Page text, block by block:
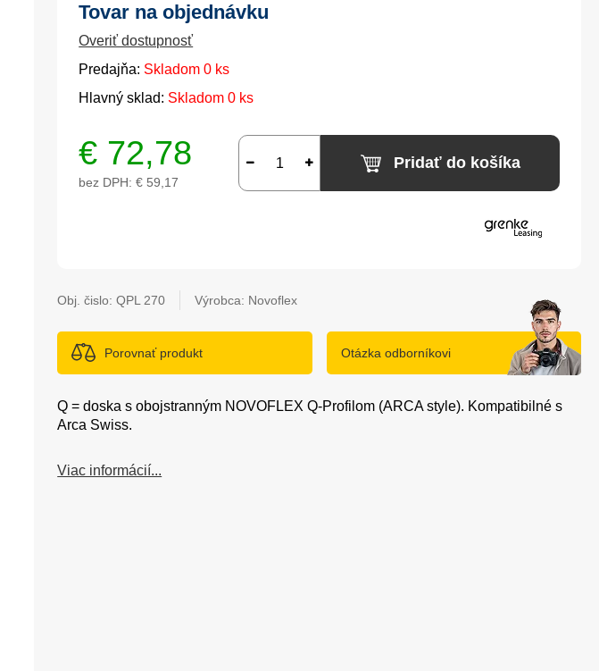
Tovar na objednávku
Overiť dostupnosť
Predajňa: Skladom 0 ks
Hlavný sklad: Skladom 0 ks
€ 72,78
bez DPH: € 59,17
Pridať do košíka
Obj. čislo:QPL 270 Výrobca: Novoflex
Porovnať produkt Otázka odborníkovi
Q = doska s obojstranným NOVOFLEX Q-Profilom (ARCA style). Kompatibilné s
Arca Swiss.
Viac informácií...